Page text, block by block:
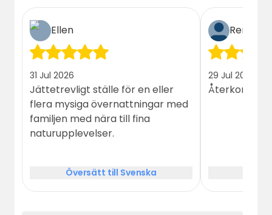
Ellen
31 Jul 2026
Jättetrevligt ställe för en eller
flera mysiga övernattningar med
familjen med nära till fina
naturupplevelser.
Översätt till Svenska
Renné
29 Jul 2026